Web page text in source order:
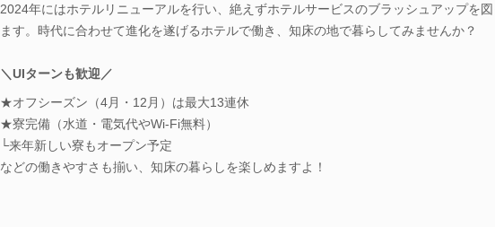
2024年にはホテルリニューアルを行い、絶えずホテルサービスのブラッシュアップを
ます。時代に合わせて進化を遂げるホテルで働き、知床の地で暮らしてみませんか？
＼UIターンも歓迎／
★オフシーズン（4月・12月）は最大13連休
★寮完備（水道・電気代やWi-Fi無料）
└来年新しい寮もオープン予定
などの働きやすさも揃い、知床の暮らしを楽しめますよ！